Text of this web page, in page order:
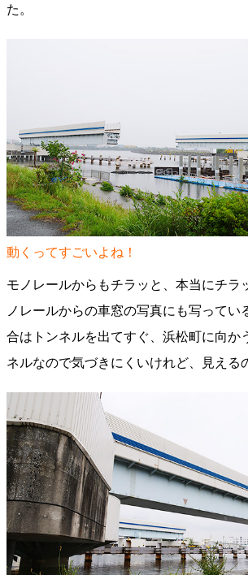
た。
動くってすごいよね！
モノレールからもチラッと、本当にチラ
ノレールからの車窓の写真にも写ってい
合はトンネルを出てすぐ、浜松町に向か
ネルなので気づきにくいけれど、見える